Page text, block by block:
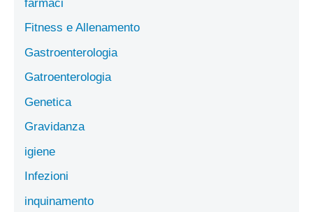
farmaci
Fitness e Allenamento
Gastroenterologia
Gatroenterologia
Genetica
Gravidanza
igiene
Infezioni
inquinamento